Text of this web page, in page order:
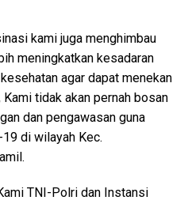
kami juga menghimbau
meningkatkan kesadaran
agar dapat menekan
tidak akan pernah bosan
dan pengawasan guna
di wilayah Kec.
TNI-Polri dan Instansi